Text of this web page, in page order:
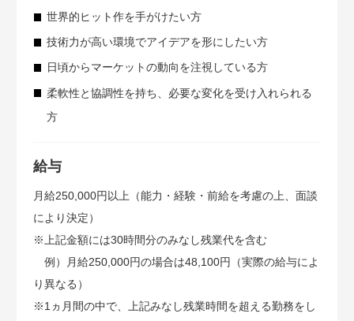
世界的ヒット作を手がけたい方
技術力が高い環境でアイデアを形にしたい方
日頃からマーケットの動向を注視している方
柔軟性と協調性を持ち、必要な変化を受け入れられる
方
給与
月給250,000円以上（能力・経験・前給を考慮の上、面談
により決定）
※上記金額には30時間分のみなし残業代を含む
例）月給250,000円の場合は48,100円（実際の給与によ
り異なる）
※1ヵ月間の中で、上記みなし残業時間を超える勤務をし